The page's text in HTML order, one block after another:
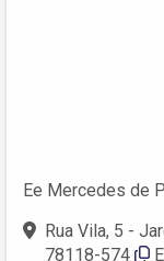
Ee Mercedes de
Rua Vila, 5 -
78118-574